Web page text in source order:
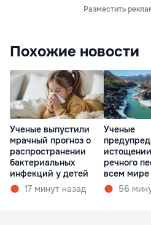
Разместить
Похожие новости
Ученые выпустили
мрачный прогноз о
распространении
бактериальных
инфекций у детей
17 минут назад
Ученые
речного
всем мире
56